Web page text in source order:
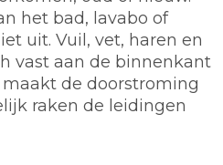
het bad, lavabo of
uit. Vuil, vet, haren en
vast aan de binnenkant
de doorstroming
raken de leidingen